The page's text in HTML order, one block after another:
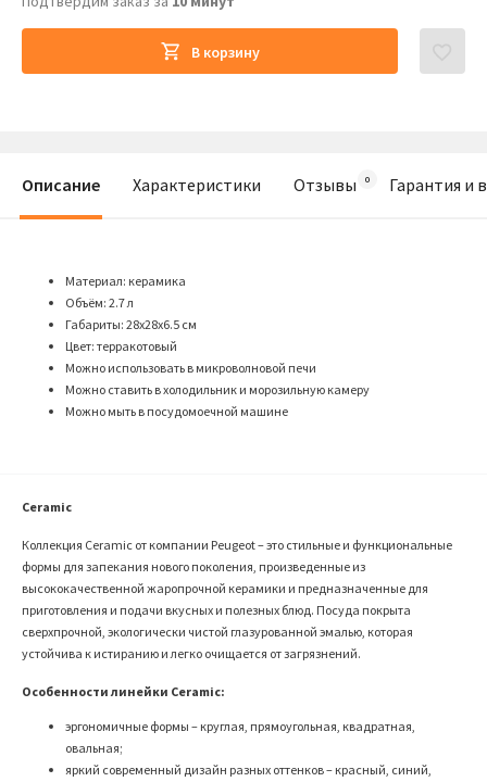
В корзину
Описание Характеристики Отзывы Гарантия и
Материал: керамика
Объём: 2.7 л
Габариты: 28x28x6.5 см
Цвет: терракотовый
Можно использовать в микроволновой печи
Можно ставить в холодильник и морозильную камеру
Можно мыть в посудомоечной машине
Ceramic
Коллекция Ceramic от компании Peugeot– это стильные и функциональные
формы для запекания нового поколения, произведенные из
высококачественной жаропрочной керамики и предназначенные для
приготовления и подачи вкусных и полезных блюд. Посуда покрыта
сверхпрочной, экологически чистой глазурованной эмалью, которая
устойчива к истиранию и легко очищается от загрязнений.
Особенности линейки Ceramic:
эргономичные формы – круглая, прямоугольная, квадратная,
овальная;
яркий современный дизайн разных оттенков – красный, синий,